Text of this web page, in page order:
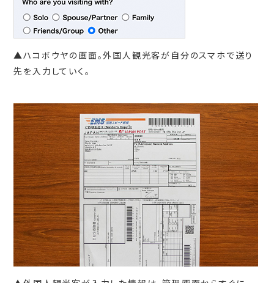
▲ハコボウヤの画面。外国人観光客が自分のスマホで送り
先を入力していく。